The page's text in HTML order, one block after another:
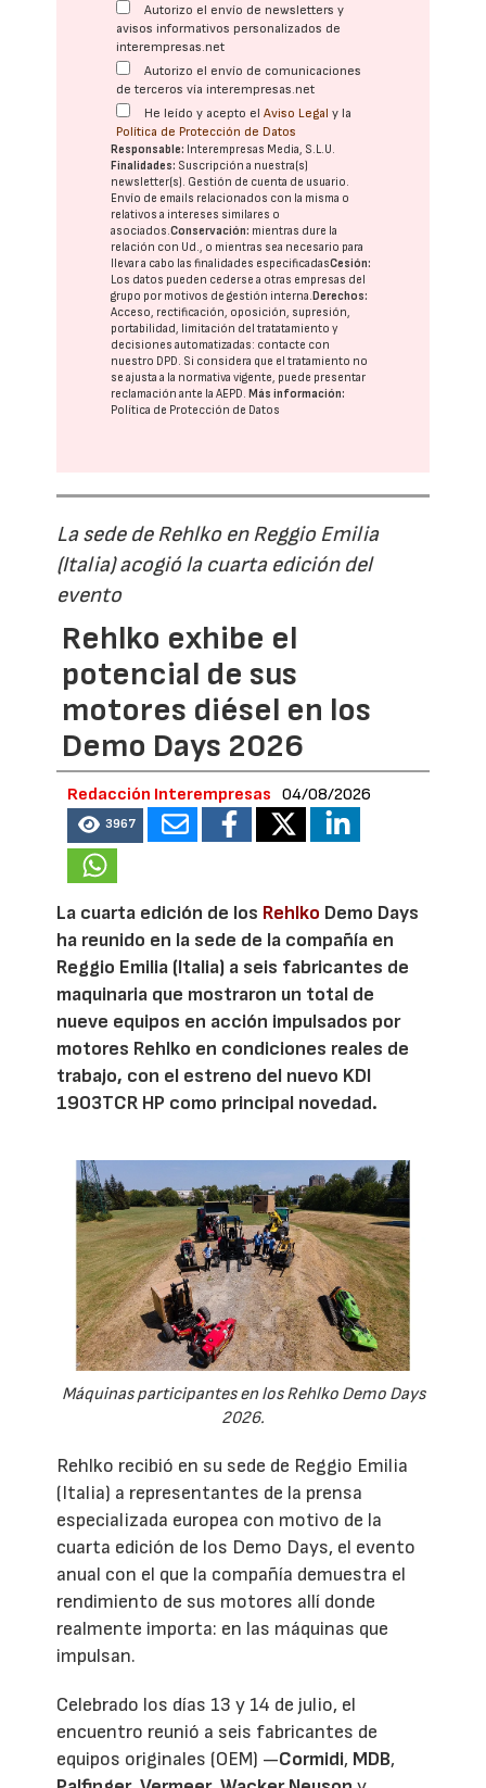
Autorizo el envío de newsletters y
avisos informativos personalizados de
interempresas.net
Autorizo el envío de comunicaciones
de terceros vía interempresas.net
He leído y acepto elAviso Legal y la
Política de Protección de Datos
Responsable: Interempresas Media, S.L.U.
Finalidades: Suscripción a nuestra(s)
newsletter(s). Gestión de cuenta de usuario.
Envío de emails relacionados con la misma o
relativos a intereses similares o
asociados.Conservación: mientras dure la
relación con Ud., o mientras sea necesario para
llevar a cabo las finalidades especificadasCesión:
Los datos pueden cederse a otras empresas del
grupo por motivos de gestión interna. Derechos:
Acceso, rectificación, oposición, supresión,
portabilidad, limitación del tratatamiento y
decisiones automatizadas: contacte con
nuestro DPD. Si considera que el tratamiento no
se ajusta a la normativa vigente, puede presentar
reclamación ante laAEPD. Más información:
Política de Protección de Datos
La sede de Rehlko en Reggio Emilia
(Italia) acogió la cuarta edición del
evento
Rehlko exhibe el
potencial de sus
motores diésel en los
Demo Days 2026
Redacción Interempresas 04/08/2026
3967
La cuarta edición de los Rehlko Demo Days
ha reunido en la sede de la compañía en
Reggio Emilia (Italia) a seis fabricantes de
maquinaria que mostraron un total de
nueve equipos en acción impulsados por
motores Rehlko en condiciones reales de
trabajo, con el estreno del nuevo KDI
1903TCR HP como principal novedad.
Máquinas participantes en los Rehlko Demo Days
2026.
Rehlko recibió en su sede de Reggio Emilia
(Italia) a representantes de la prensa
especializada europea con motivo de la
cuarta edición de los Demo Days, el evento
anual con el que la compañía demuestra el
rendimiento de sus motores allí donde
realmente importa: en las máquinas que
impulsan.
Celebrado los días 13 y 14 de julio, el
encuentro reunió a seis fabricantes de
equipos originales (OEM) —Cormidi, MDB,